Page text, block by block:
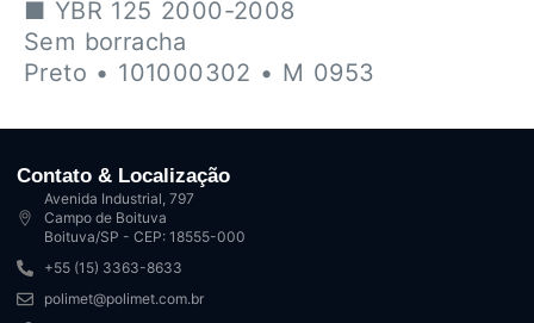
■ YBR 125 2000-2008
Sem borracha
Preto • 101000302 • M 0953
Contato & Localização
Avenida Industrial, 797
Campo de Boituva
Boituva/SP - CEP: 18555-000
+55 (15) 3363-8633
polimet@polimet.com.br